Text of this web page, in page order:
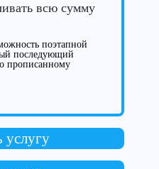
всю сумму
поэтапной
последующий
прописанному
услугу